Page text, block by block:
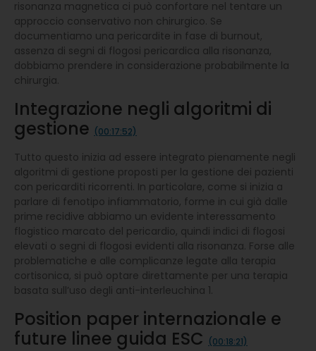
risonanza magnetica ci può confortare nel tentare un
approccio conservativo non chirurgico. Se
documentiamo una pericardite in fase di burnout,
assenza di segni di flogosi pericardica alla risonanza,
dobbiamo prendere in considerazione probabilmente la
chirurgia.
Integrazione negli algoritmi di
gestione (00:17:52)
Tutto questo inizia ad essere integrato pienamente negli
algoritmi di gestione proposti per la gestione dei pazienti
con pericarditi ricorrenti. In particolare, come si inizia a
parlare di fenotipo infiammatorio, forme in cui già dalle
prime recidive abbiamo un evidente interessamento
flogistico marcato del pericardio, quindi indici di flogosi
elevati o segni di flogosi evidenti alla risonanza. Forse alle
problematiche e alle complicanze legate alla terapia
cortisonica, si può optare direttamente per una terapia
basata sull’uso degli anti-interleuchina 1.
Position paper internazionale e
future linee guida ESC (00:18:21)